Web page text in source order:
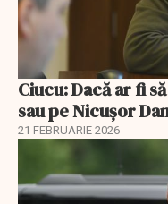
Ciucu: Dacă ar fi
sau pe Nicușor
21 FEBRUARIE 2026